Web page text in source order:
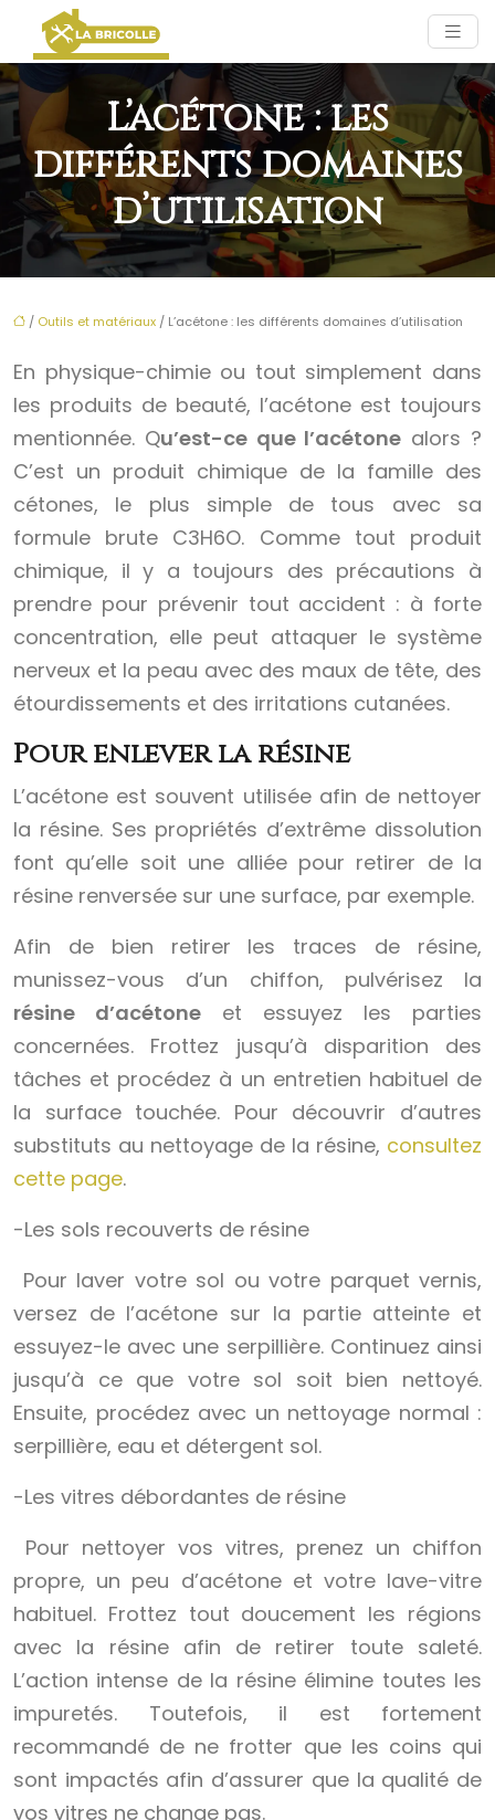
L’acétone : les
différents domaines
d’utilisation
/ Outils et matériaux / L’acétone : les différents domaines d’utilisation
En physique-chimie ou tout simplement dans
les produits de beauté, l’acétone est toujours
mentionnée. Qu’est-ce que l’acétone alors ?
C’est un produit chimique de la famille des
cétones, le plus simple de tous avec sa
formule brute C3H6O. Comme tout produit
chimique, il y a toujours des précautions à
prendre pour prévenir tout accident : à forte
concentration, elle peut attaquer le système
nerveux et la peau avec des maux de tête, des
étourdissements et des irritations cutanées.
Pour enlever la résine
L’acétone est souvent utilisée afin de nettoyer
la résine. Ses propriétés d’extrême dissolution
font qu’elle soit une alliée pour retirer de la
résine renversée sur une surface, par exemple.
Afin de bien retirer les traces de résine,
munissez-vous d’un chiffon, pulvérisez la
résine d’acétone et essuyez les parties
concernées. Frottez jusqu’à disparition des
tâches et procédez à un entretien habituel de
la surface touchée. Pour découvrir d’autres
substituts au nettoyage de la résine, consultez
cette page.
-Les sols recouverts de résine
Pour laver votre sol ou votre parquet vernis,
versez de l’acétone sur la partie atteinte et
essuyez-le avec une serpillière. Continuez ainsi
jusqu’à ce que votre sol soit bien nettoyé.
Ensuite, procédez avec un nettoyage normal :
serpillière, eau et détergent sol.
-Les vitres débordantes de résine
Pour nettoyer vos vitres, prenez un chiffon
propre, un peu d’acétone et votre lave-vitre
habituel. Frottez tout doucement les régions
avec la résine afin de retirer toute saleté.
L’action intense de la résine élimine toutes les
impuretés. Toutefois, il est fortement
recommandé de ne frotter que les coins qui
sont impactés afin d’assurer que la qualité de
vos vitres ne change pas.